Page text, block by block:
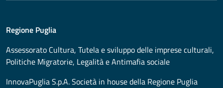
Regione Puglia
Assessorato Cultura, Tutela e sviluppo delle imprese culturali,
Politiche Migratorie, Legalità e Antimafia sociale
InnovaPuglia S.p.A. Società in house della Regione Puglia